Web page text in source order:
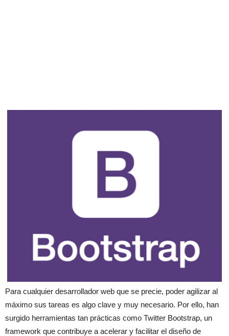
Para cualquier desarrollador web que se precie, poder agilizar al
máximo sus tareas es algo clave y muy necesario. Por ello, han
surgido herramientas tan prácticas como Twitter Bootstrap, un
framework que contribuye a acelerar y facilitar el diseño de